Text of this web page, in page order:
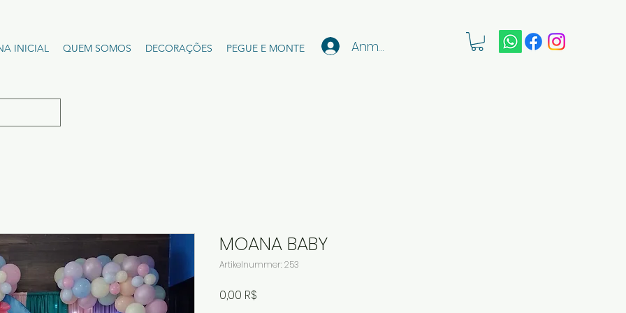
INICIAL QUEM SOMOS DECORAÇÕES PEGUE E MONTE Anmelden
MOANA BABY
Artikelnummer: 253
0,00 R$